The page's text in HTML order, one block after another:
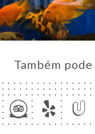
Também